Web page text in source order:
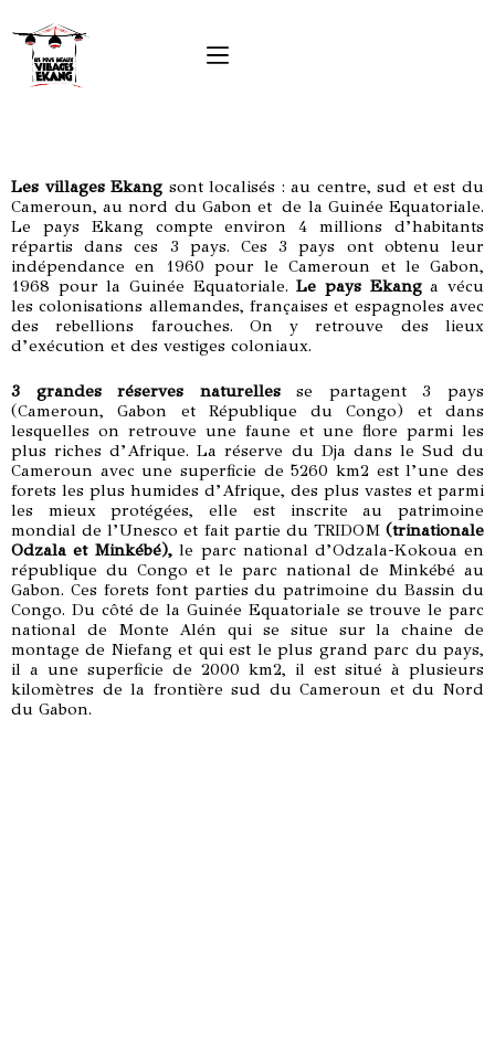
Les villages Ekang sont localisés : au centre, sud et est du
Cameroun, au nord du Gabon et de la Guinée Equatoriale.
Le pays Ekang compte environ 4 millions d’habitants
répartis dans ces 3 pays. Ces 3 pays ont obtenu leur
indépendance en 1960 pour le Cameroun et le Gabon,
1968 pour la Guinée Equatoriale.Le pays Ekanga vécu
les colonisations allemandes, françaises et espagnoles avec
des rebellions farouches. On y retrouve des lieux
d’exécution et des vestiges coloniaux.
3 grandes réserves naturellesse partagent 3 pays
(Cameroun, Gabon et République du Congo) et dans
lesquelles on retrouve une faune et une flore parmi les
plus riches d’Afrique. La réserve du Dja dans le Sud du
Cameroun avec une superficie de 5260 km2 est l’une des
forets les plus humides d’Afrique, des plus vastes et parmi
les mieux protégées, elle est inscrite au patrimoine
mondial de l’Unesco et fait partie du TRIDOM (trinationale
Odzala et Minkébé), le parc national d’Odzala-Kokoua en
république du Congo et le parc national de Minkébé au
Gabon. Ces forets font parties du patrimoine du Bassin du
Congo. Du côté de la Guinée Equatoriale se trouve le parc
national de Monte Alén qui se situe sur la chaine de
montage de Niefang et qui est le plus grand parc du pays,
il a une superficie de 2000 km2, il est situé à plusieurs
kilomètres de la frontière sud du Cameroun et du Nord
du Gabon.